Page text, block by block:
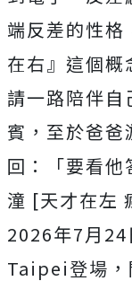
端反差的性格
在右』這個概
請一路陪伴自
賓， 至於爸爸
回：「要看他
潼 [天才在左
2026年7月 24
Taipei登場